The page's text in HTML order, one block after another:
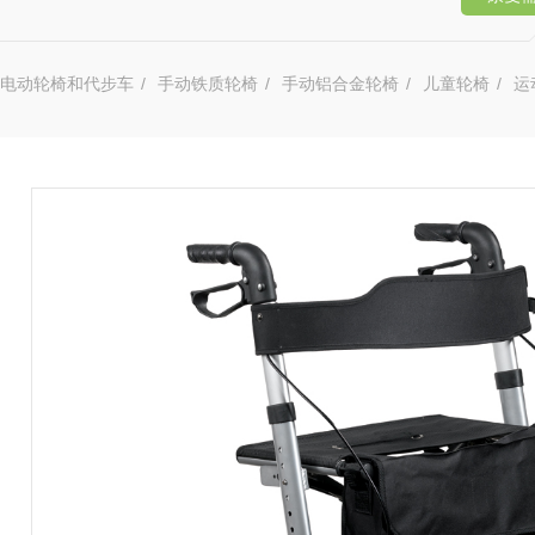
电动轮椅和代步车 / 手动铁质轮椅 / 手动铝合金轮椅 / 儿童轮椅 / 运